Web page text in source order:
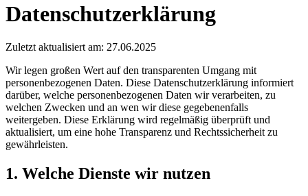
Datenschutzerklärung
Zuletzt aktualisiert am: 27.06.2025
Wir legen großen Wert auf den transparenten Umgang mit
personenbezogenen Daten. Diese Datenschutzerklärung informiert
darüber, welche personenbezogenen Daten wir verarbeiten, zu
welchen Zwecken und an wen wir diese gegebenenfalls
weitergeben. Diese Erklärung wird regelmäßig überprüft und
aktualisiert, um eine hohe Transparenz und Rechtssicherheit zu
gewährleisten.
1. Welche Dienste wir nutzen